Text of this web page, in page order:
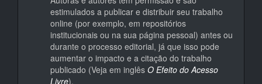
estimulados a publicar e distribuir seu trabalho
online (por exemplo, em repositórios
institucionais ou na sua página pessoal) antes ou
durante o processo editorial, já que isso pode
aumentar o impacto e a citação do trabalho
publicado (Veja em inglês O Efeito do Acesso
Livre).